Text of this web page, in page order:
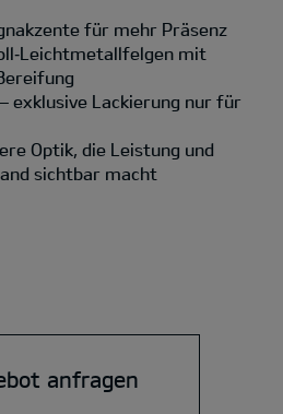
für mehr Präsenz
mit
exklusive Lackierung nur für
Optik, die Leistung und
sichtbar macht
anfragen